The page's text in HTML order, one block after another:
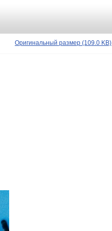
Оригинальный размер (109.0 KB)